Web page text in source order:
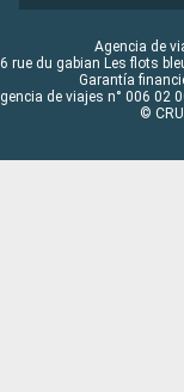
Agencia de
rue du gabian Les flots
Garantía
de viajes n° 006 02
©